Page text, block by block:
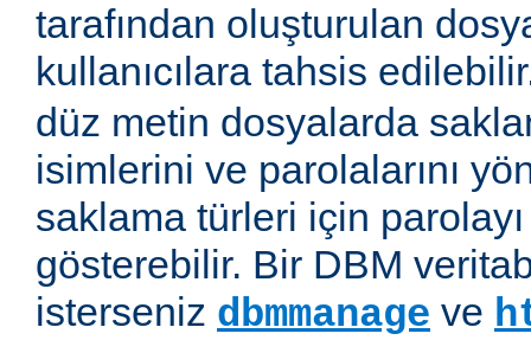
tarafından oluşturulan
kullanıcılara tahsis
düz metin dosyalarda
isimlerini ve parolalarını
saklama türleri için
gösterebilir. Bir DBM
isterseniz dbmmanage ve